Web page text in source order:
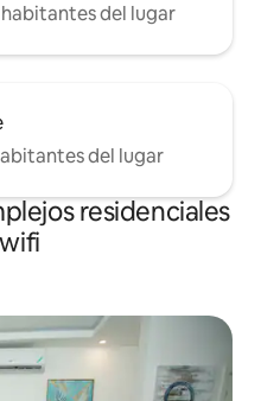
del lugar
del lugar
residenciales